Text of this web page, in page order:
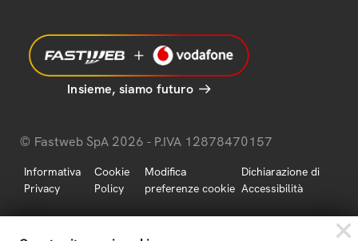
Insieme, siamo futuro
© Fastweb SpA 2026 - P.IVA 12878470157
Informativa
Privacy
Cookie
Policy
Modifica
preferenze cookie
Dichiarazione di
Accessibilità